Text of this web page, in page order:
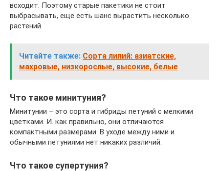
всходит. Поэтому старые пакетики не стоит
выбрасывать, еще есть шанс вырастить несколько
растений.
Читайте также: Сорта лилий: азиатские,
махровые, низкорослые, высокие, белые
Что такое минитуния?
Минитунии – это сорта и гибриды петуний с мелкими
цветками. И. как правильно, они отличаются
компактными размерами. В уходе между ними и
обычными петуниями нет никаких различий.
Что такое супертуния?